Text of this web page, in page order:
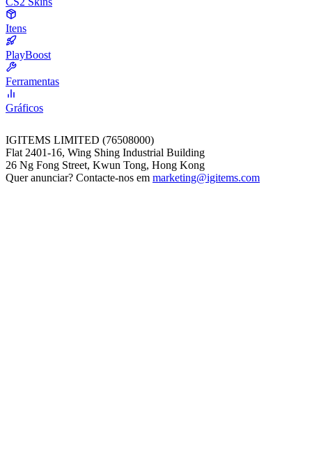
Itens
PlayBoost
Ferramentas
Gráficos
IGITEMS LIMITED (76508000)
Flat 2401-16, Wing Shing Industrial Building
26 Ng Fong Street, Kwun Tong, Hong Kong
Quer anunciar? Contacte-nos em marketing@igitems.com